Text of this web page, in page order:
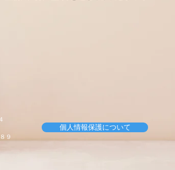
９
個人情報保護について